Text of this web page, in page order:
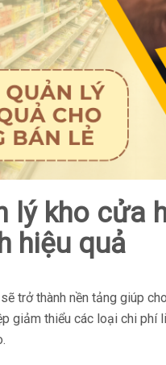
lý kho cửa
hiệu quả
trở thành nền tảng giúp cho
giảm thiểu các loại chi phí